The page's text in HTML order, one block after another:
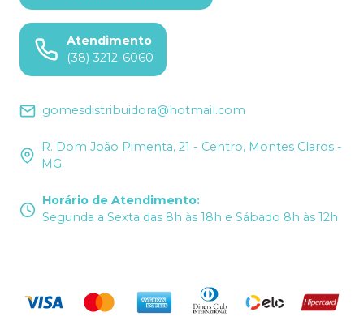
Atendimento
(38) 3212-6060
gomesdistribuidora@hotmail.com
R. Dom João Pimenta, 21 - Centro, Montes Claros -
MG
Horário de Atendimento:
Segunda a Sexta das 8h às 18h e Sábado 8h às 12h